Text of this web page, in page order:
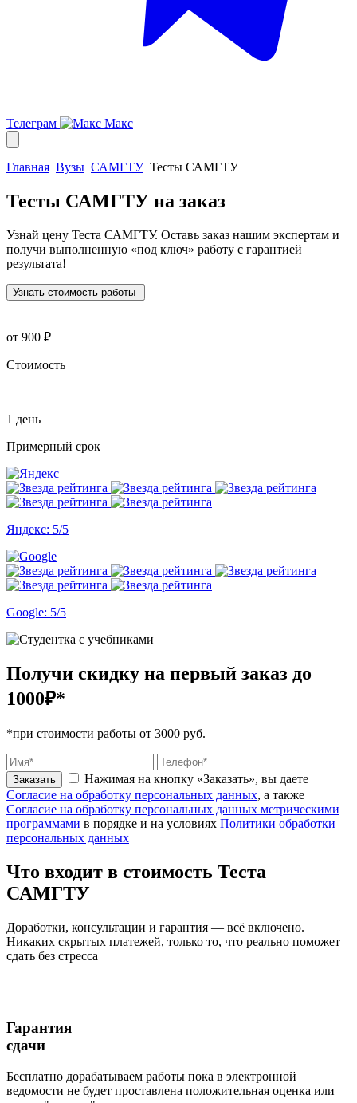
Телеграм Макс
Главная Вузы САМГТУ Тесты САМГТУ
Тесты САМГТУ на заказ
Узнай цену Теста САМГТУ. Оставь заказ нашим экспертам и
получи выполненную «под ключ» работу с гарантией
результата!
Узнать стоимость работы
от 900 ₽
Стоимость
1 день
Примерный срок
Яндекс: 5/5
Google: 5/5
Получи скидку на первый заказ до
1000₽*
*при стоимости работы от 3000 руб.
Заказать
Нажимая на кнопку «Заказать», вы даете
Согласие на обработку персональных данных, а также
Согласие на обработку персональных данных метрическими
программами в порядке и на условиях Политики обработки
персональных данных
Что входит в стоимость Теста
САМГТУ
Доработки, консультации и гарантия — всё включено.
Никаких скрытых платежей, только то, что реально поможет
сдать без стресса
Гарантия
сдачи
Бесплатно дорабатываем работы пока в электронной
ведомости не будет проставлена положительная оценка или